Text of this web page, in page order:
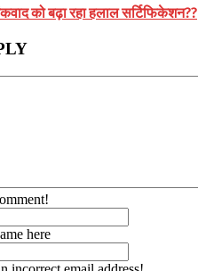
को बढ़ा रहा हलाल सर्टिफिकेशन??
here